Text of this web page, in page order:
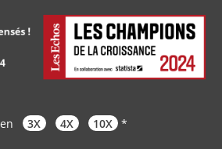
3X 4X 10X *